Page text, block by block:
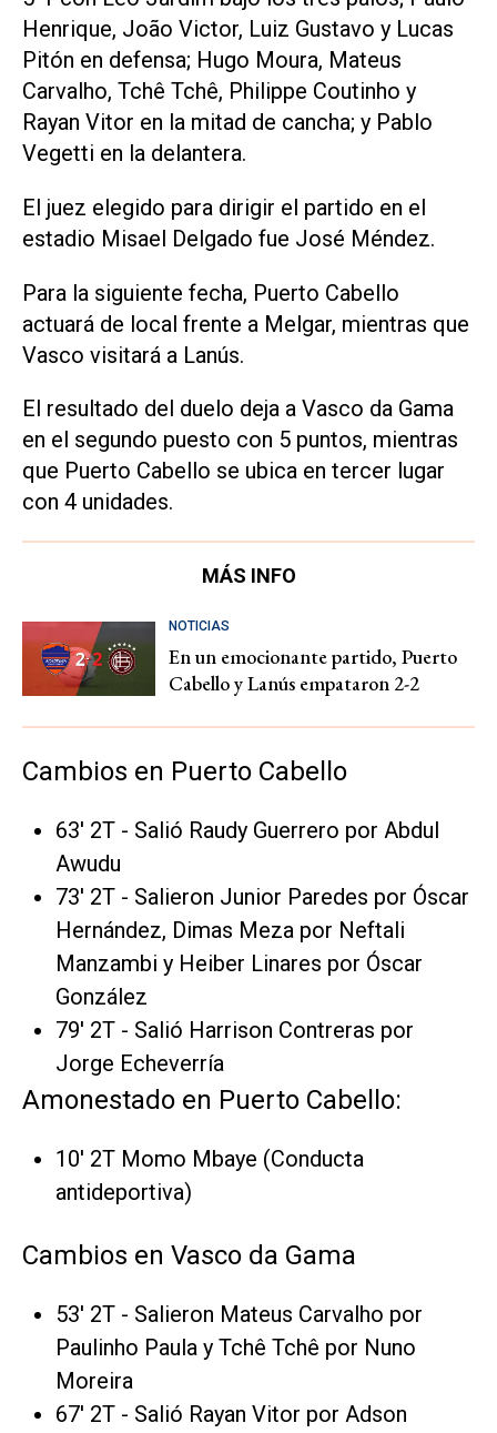
Henrique, João Victor, Luiz Gustavo y Lucas
Pitón en defensa; Hugo Moura, Mateus
Carvalho, Tchê Tchê, Philippe Coutinho y
Rayan Vitor en la mitad de cancha; y Pablo
Vegetti en la delantera.
El juez elegido para dirigir el partido en el
estadio Misael Delgado fue José Méndez.
Para la siguiente fecha, Puerto Cabello
actuará de local frente a Melgar, mientras que
Vasco visitará a Lanús.
El resultado del duelo deja a Vasco da Gama
en el segundo puesto con 5 puntos, mientras
que Puerto Cabello se ubica en tercer lugar
con 4 unidades.
MÁS INFO
NOTICIAS
En un emocionante partido, Puerto
Cabello y Lanús empataron 2-2
Cambios en Puerto Cabello
63' 2T - Salió Raudy Guerrero por Abdul
Awudu
73' 2T - Salieron Junior Paredes por Óscar
Hernández, Dimas Meza por Neftali
Manzambi y Heiber Linares por Óscar
González
79' 2T - Salió Harrison Contreras por
Jorge Echeverría
Amonestado en Puerto Cabello:
10' 2T Momo Mbaye (Conducta
antideportiva)
Cambios en Vasco da Gama
53' 2T - Salieron Mateus Carvalho por
Paulinho Paula y Tchê Tchê por Nuno
Moreira
67' 2T - Salió Rayan Vitor por Adson